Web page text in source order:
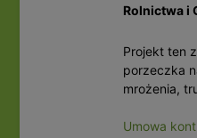
Rolnictwa i
Projekt ten
porzeczka
mrożenia,
Umowa